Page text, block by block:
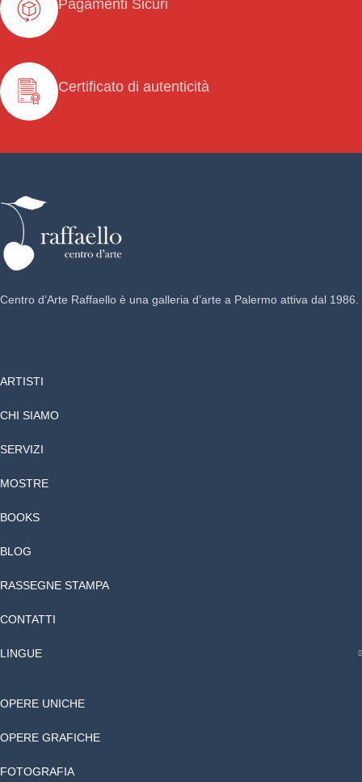
Pagamenti Sicuri
Certificato di autenticità
Centro d’Arte Raffaello è una galleria d’arte a Palermo attiva dal 1986.
ARTISTI
CHI SIAMO
SERVIZI
MOSTRE
BOOKS
BLOG
RASSEGNE STAMPA
CONTATTI
LINGUE
OPERE UNICHE
OPERE GRAFICHE
FOTOGRAFIA